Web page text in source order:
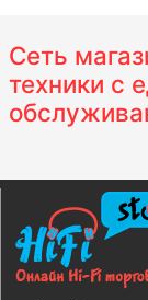
Сеть
техники с